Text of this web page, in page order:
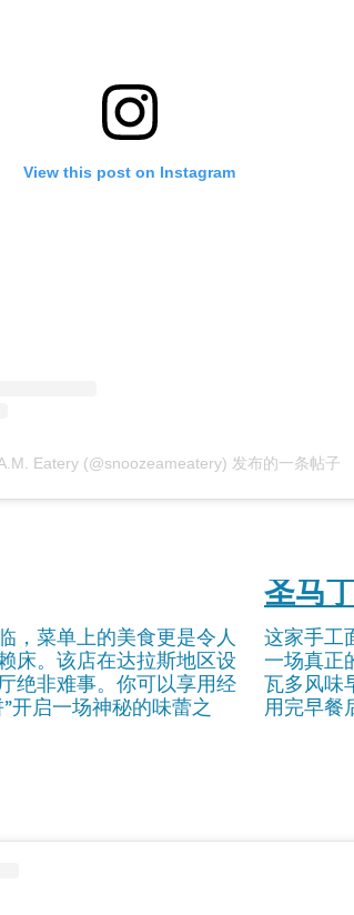
View this post on Instagram
Eatery (@snoozeameatery) 发布的一条帖子
，菜单上的美食更是令人
床。该店在达拉斯地区设
绝非难事。你可以享用经
开启一场神秘的味蕾之
圣马
这家手工
一场真正
瓦多风味
用完早餐